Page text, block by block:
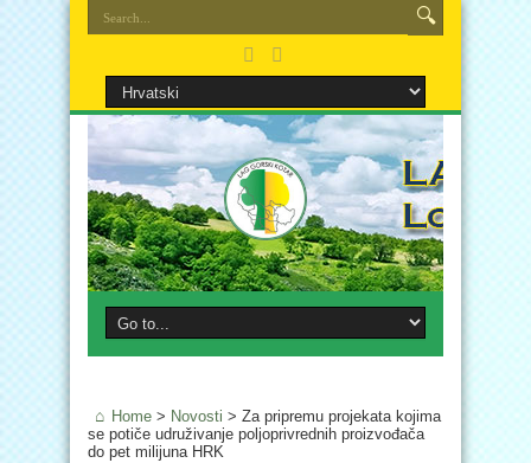
Home > Novosti > Za pripremu projekata kojima
se potiče udruživanje poljoprivrednih proizvođača
do pet milijuna HRK